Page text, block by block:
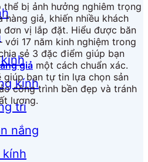
kính
trí
nắng
kính
bị ảnh hưởng nghiêm trọng
hàng giả, khiến nhiều khách
đơn vị lắp đặt. Hiểu được băn
với 17 năm kinh nghiệm trong
sẻ 3 đặc điểm giúp bạn
giả một cách chuẩn xác.
giúp bạn tự tin lựa chọn sản
công trình bền đẹp và tránh
lượng.